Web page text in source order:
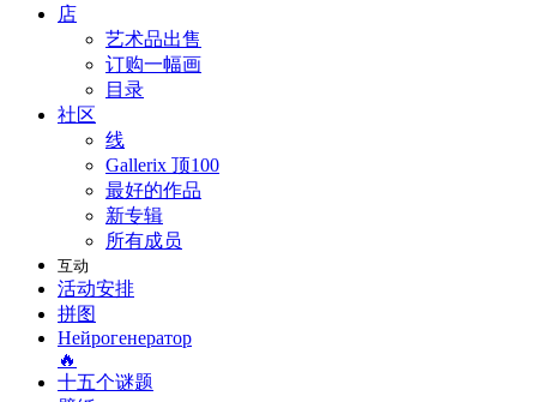
店
艺术品出售
订购一幅画
目录
社区
线
Gallerix 顶100
最好的作品
新专辑
所有成员
互动
活动安排
拼图
Нейрогенератор
🔥
十五个谜题